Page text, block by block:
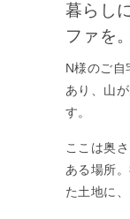
暮らし
ファを。
N様のご自
あり、山
す。
ここは奥
ある場所
た土地に